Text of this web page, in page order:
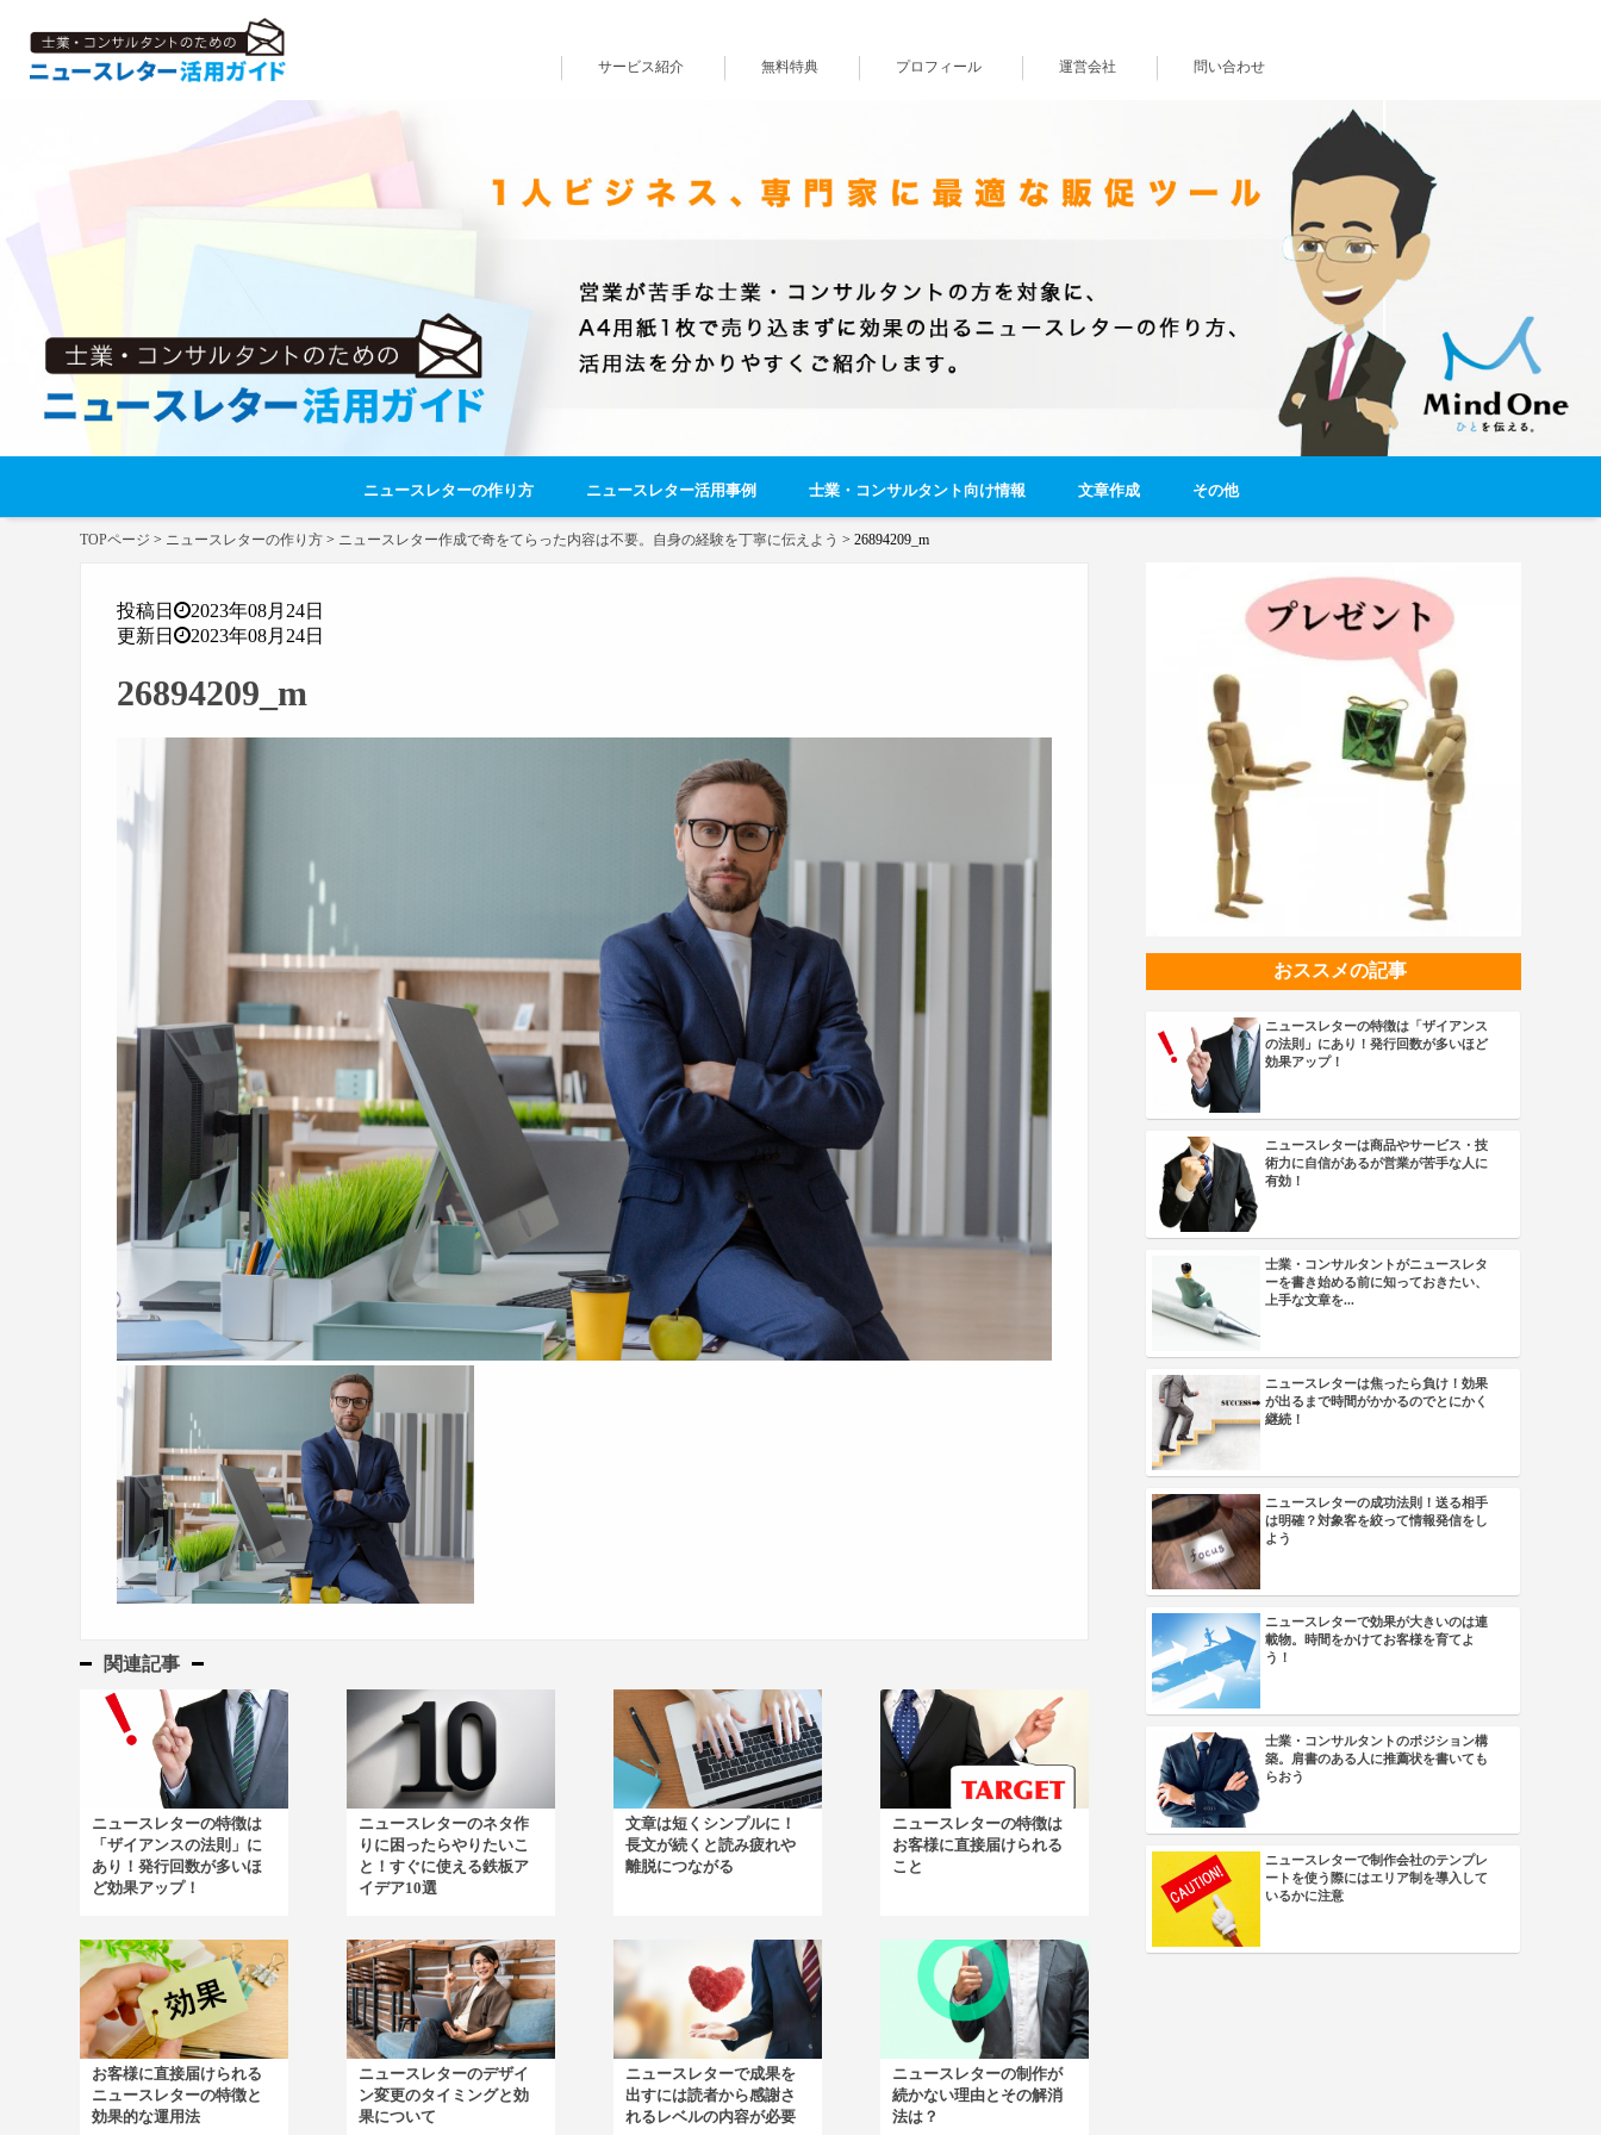
サービス紹介 無料特典 プロフィール 運営会社 問い合わせ
ニュースレターの作り方 ニュースレター活用事例 士業・コンサルタント向け情報 文章作成 その他
TOPページ > ニュースレターの作り方 > ニュースレター作成で奇をてらった内容は不要。自身の経験を丁寧に伝えよう >26894209_m
投稿日
2023年08月24日
更新日
2023年08月24日
26894209_m
関連記事
ニュースレターの特徴は
「ザイアンスの法則」に
あり！発行回数が多いほ
ど効果アップ！
ニュースレターのネタ作
りに困ったらやりたいこ
と！すぐに使える鉄板ア
イデア10選
文章は短くシンプルに！
長文が続くと読み疲れや
離脱につながる
ニュースレターの特徴は
お客様に直接届けられる
こと
お客様に直接届けられる
ニュースレターの特徴と
効果的な運用法
ニュースレターのデザイ
ン変更のタイミングと効
果について
ニュースレターで成果を
出すには読者から感謝さ
れるレベルの内容が必要
ニュースレターの制作が
続かない理由とその解消
法は？
おススメの記事
ニュースレターの特徴は「ザイアンス
の法則」にあり！発行回数が多いほど
効果アップ！
ニュースレターは商品やサービス・技
術力に自信があるが営業が苦手な人に
有効！
士業・コンサルタントがニュースレタ
ーを書き始める前に知っておきたい、
上手な文章を...
ニュースレターは焦ったら負け！効果
が出るまで時間がかかるのでとにかく
継続！
ニュースレターの成功法則！送る相手
は明確？対象客を絞って情報発信をし
よう
ニュースレターで効果が大きいのは連
載物。時間をかけてお客様を育てよ
う！
士業・コンサルタントのポジション構
築。肩書のある人に推薦状を書いても
らおう
ニュースレターで制作会社のテンプレ
ートを使う際にはエリア制を導入して
いるかに注意